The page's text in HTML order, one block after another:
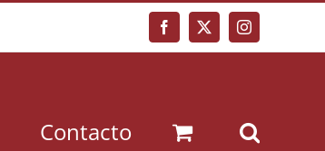
Facebook
X Instagram
Contacto